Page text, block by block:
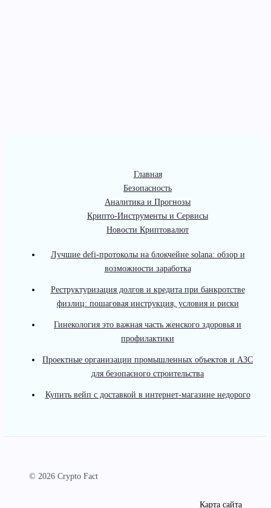
Главная
Безопасность
Аналитика и Прогнозы
Крипто-Инструменты и Сервисы
Новости Криптовалют
Лучшие defi-протоколы на блокчейне solana: обзор и
возможности заработка
Реструктуризация долгов и кредита при банкротстве
физлиц: пошаговая инструкция, условия и риски
Гинекология это важная часть женского здоровья и
профилактики
Проектные организации промышленных объектов и АЗС
для безопасного строительства
Купить вейп с доставкой в интернет-магазине недорого
© 2026 Crypto Fact
Карта сайта